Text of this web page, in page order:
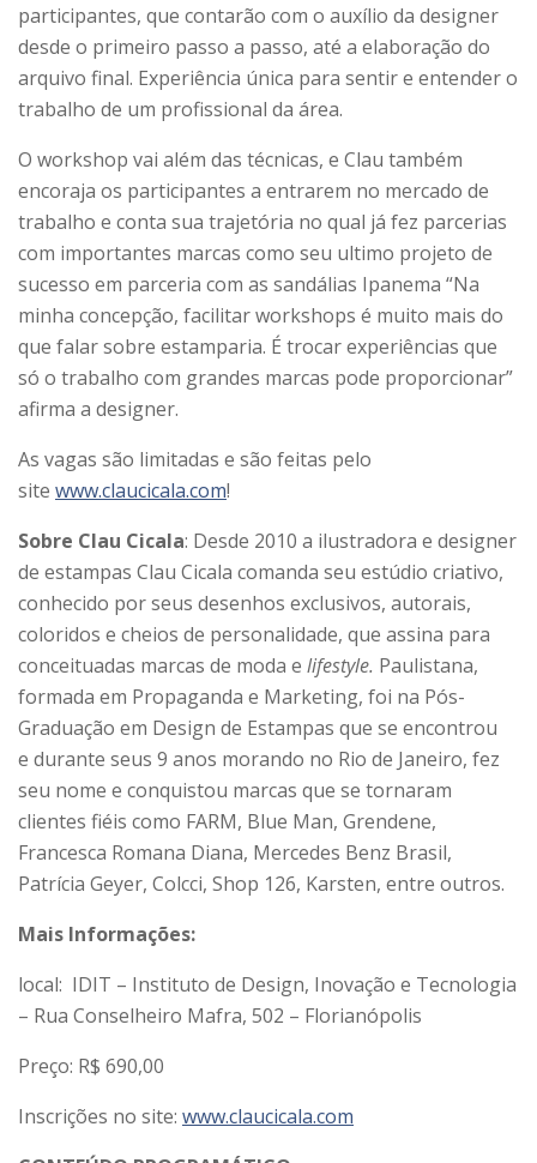
participantes, que contarão com o auxílio da designer
desde o primeiro passo a passo, até a elaboração do
arquivo final. Experiência única para sentir e entender o
trabalho de um profissional da área.
O workshop vai além das técnicas, e Clau também
encoraja os participantes a entrarem no mercado de
trabalho e conta sua trajetória no qual já fez parcerias
com importantes marcas como seu ultimo projeto de
sucesso em parceria com as sandálias Ipanema “Na
minha concepção, facilitar workshops é muito mais do
que falar sobre estamparia. É trocar experiências que
só o trabalho com grandes marcas pode proporcionar”
afirma a designer.
As vagas são limitadas e são feitas pelo
site www.claucicala.com!
Sobre Clau Cicala: Desde 2010​ a ilustradora e designer
de estampas Clau Cicala comanda seu estúdio criativo,
conhecido por seus desenhos exclusivos, autorais,
coloridos e cheios de personalidade, que assina para
conceituadas marcas de moda e lifestyle. Paulistana,
formada em Propaganda e Marketing, foi na Pós-
Graduação em Design de Estampas que se encontrou
e durante seus 9 anos morando no Rio de Janeiro, fez
seu nome e conquistou marcas que se tornaram
clientes fiéis como FARM, Blue Man, Grendene,
Francesca Romana Diana, Mercedes Benz Brasil,
Patrícia Geyer, Colcci, Shop 126, Karsten, entre outros.
Mais Informações:
local: IDIT – Instituto de Design, Inovação e Tecnologia
– Rua Conselheiro Mafra, 502 – Florianópolis
Preço: R$ 690,00
Inscrições no site: www.claucicala.com